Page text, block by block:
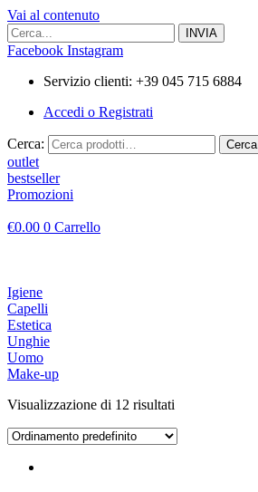
Vai al contenuto
Facebook Instagram
Servizio clienti: +39 045 715 6884
Accedi o Registrati
Cerca: Cerca
outlet
bestseller
Promozioni
€0.00 0 Carrello
Igiene
Capelli
Estetica
Unghie
Uomo
Make-up
Visualizzazione di 12 risultati